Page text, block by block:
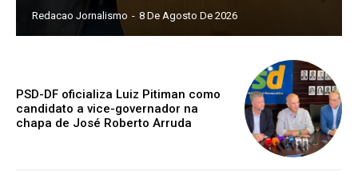
Redacao Jornalismo - 8 De Agosto De 2026
PSD-DF oficializa Luiz Pitiman como
candidato a vice-governador na
chapa de José Roberto Arruda